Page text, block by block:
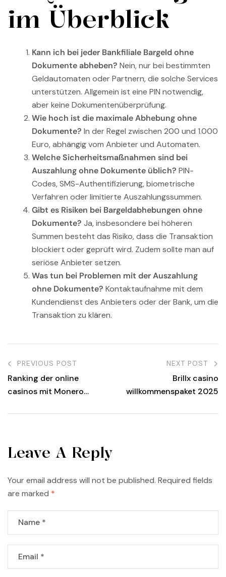
im Überblick
Kann ich bei jeder Bankfiliale Bargeld ohne
Dokumente abheben? Nein, nur bei bestimmten
Geldautomaten oder Partnern, die solche Services
unterstützen. Allgemein ist eine PIN notwendig,
aber keine Dokumentenüberprüfung.
Wie hoch ist die maximale Abhebung ohne
Dokumente? In der Regel zwischen 200 und 1.000
Euro, abhängig vom Anbieter und Automaten.
Welche Sicherheitsmaßnahmen sind bei
Auszahlung ohne Dokumente üblich? PIN-
Codes, SMS-Authentifizierung, biometrische
Verfahren oder limitierte Auszahlungssummen.
Gibt es Risiken bei Bargeldabhebungen ohne
Dokumente? Ja, insbesondere bei höheren
Summen besteht das Risiko, dass die Transaktion
blockiert oder geprüft wird. Zudem sollte man auf
seriöse Anbieter setzen.
Was tun bei Problemen mit der Auszahlung
ohne Dokumente? Kontaktaufnahme mit dem
Kundendienst des Anbieters oder der Bank, um die
Transaktion zu klären.
PREVIOUS POST
Ranking der online
casinos mit Monero
NEXT POST
Brillx casino
willkommenspaket 2025
Leave A Reply
Your email address will not be published. Required fields
are marked *